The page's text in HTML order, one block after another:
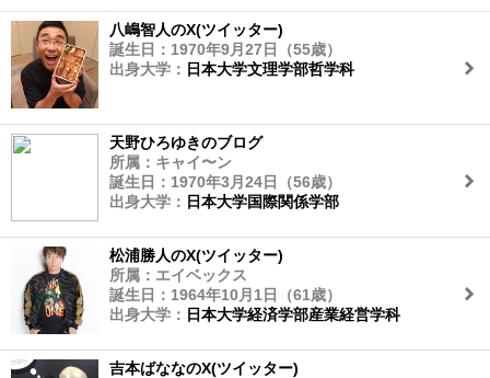
八嶋智人のX(ツイッター)
誕生日：1970年9月27日（55歳）
出身大学： 日本大学文理学部哲学科
天野ひろゆきのブログ
所属：キャイ〜ン
誕生日：1970年3月24日（56歳）
出身大学： 日本大学国際関係学部
松浦勝人のX(ツイッター)
所属：エイベックス
誕生日：1964年10月1日（61歳）
出身大学： 日本大学経済学部産業経営学科
吉本ばななのX(ツイッター)